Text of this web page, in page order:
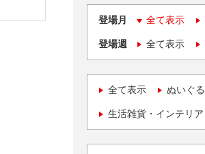
登場月 全て表示
登場週 全て表示
全て表示 ぬいぐ
生活雑貨・インテリ